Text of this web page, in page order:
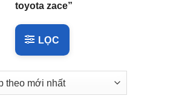
toyota zace”
LỌC